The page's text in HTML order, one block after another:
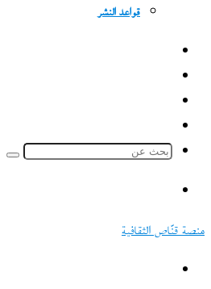
قواعد النشر
الموقع
منصة قنّاص الثقافية